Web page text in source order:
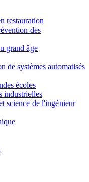
restauration
des
grand âge
de systèmes automatisés
écoles
industrielles
science de l'ingénieur